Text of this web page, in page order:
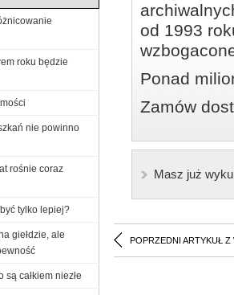
od 1993
Ponad
Zamów
Masz już
POPRZEDNI ARTYKUŁ Z
roku będzie
nie powinno
rośnie coraz
tylko lepiej?
giełdzie, ale
są całkiem niezłe